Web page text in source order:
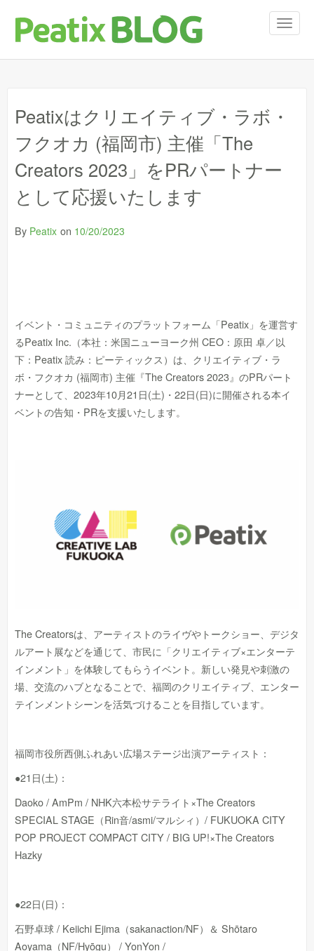
T
o
Peatixはクリエイティブ・ラボ・
フクオカ (福岡市) 主催「The
Creators​ 2023​」をPRパートナー
として応援いたします
By Peatix on 10/20/2023
イベント・コミュニティのプラットフォーム「Peatix」を運営す
るPeatix Inc.（本社：米国ニューヨーク州 CEO：原田 卓／以
下：Peatix 読み：ピーティックス）は、クリエイティブ・ラ
ボ・フクオカ (福岡市) 主催『The Creators 2023』のPRパート
ナーとして、2023年10月21日(土)・22日(日)に開催される本イ
ベントの告知・PRを支援いたします。
The Creatorsは、アーティストのライヴやトークショー、デジタ
ルアート展などを通じて、市民に「クリエイティブ×エンターテ
インメント」を体験してもらうイベント。新しい発見や刺激の
場、交流のハブとなることで、福岡のクリエイティブ、エンター
テインメントシーンを活気づけることを目指しています。
福岡市役所西側ふれあい広場ステージ出演アーティスト：
●21日(土)：
Daoko / AmPm / NHK六本松サテライト×The Creators
SPECIAL STAGE（Rin音/asmi/マルシィ）/ FUKUOKA CITY
POP PROJECT COMPACT CITY / BIG UP!×The Creators
Hazky
●22日(日)：
石野卓球 / Keiichi Ejima（sakanaction/NF）＆ Shōtaro
Aoyama（NF/Hyōgu） / YonYon /